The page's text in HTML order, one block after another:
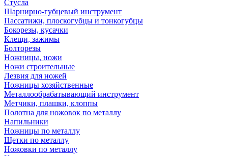
Стусла
Шарнирно-губцевый инструмент
Пассатижи, плоскогубцы и тонкогубцы
Бокорезы, кусачки
Клещи, зажимы
Болторезы
Ножницы, ножи
Ножи строительные
Лезвия для ножей
Ножницы хозяйственные
Металлообрабатывающий инструмент
Метчики, плашки, клоппы
Полотна для ножовок по металлу
Напильники
Ножницы по металлу
Щетки по металлу
Ножовки по металлу